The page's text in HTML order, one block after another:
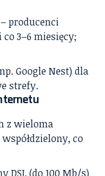
– producenci
3–6 miesięcy;
Google Nest) dla
strefy.
z wieloma
co
DSL (do 100 Mb/s)